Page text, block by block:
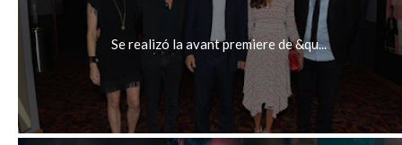
Se realizó la avant premiere de &qu...